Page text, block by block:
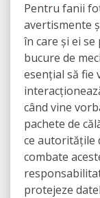
Pentru fanii
avertismente
în care și ei se
bucure de
esențial să fie
când vine
pachete de
ce autoritățile
combate
protejeze